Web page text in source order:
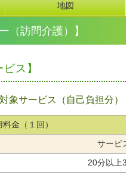
地図
（訪問介護）】
ス】
象サービス（自己負担分）
金（１回）
サービス
20分以上30